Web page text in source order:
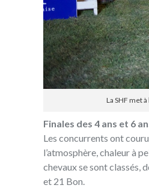
La SHF met
Finales des 4 ans et 6
Les concurrents ont
l’atmosphère, chaleur à
chevaux se sont classés,
et 21 Bon.